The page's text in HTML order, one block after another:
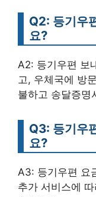
Q2: 등기우
요?
A2: 등기우편 보
고, 우체국에 방
불하고 송달증명
Q3: 등기우
요?
A3: 등기우편 요
추가 서비스에